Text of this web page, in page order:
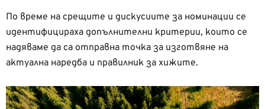
По време на срещите и дискусиите за номинации се
идентифицираха допълнителни критерии, които се
надяваме да са отправна точка за изготвяне на
актуална наредба и правилник за хижите.